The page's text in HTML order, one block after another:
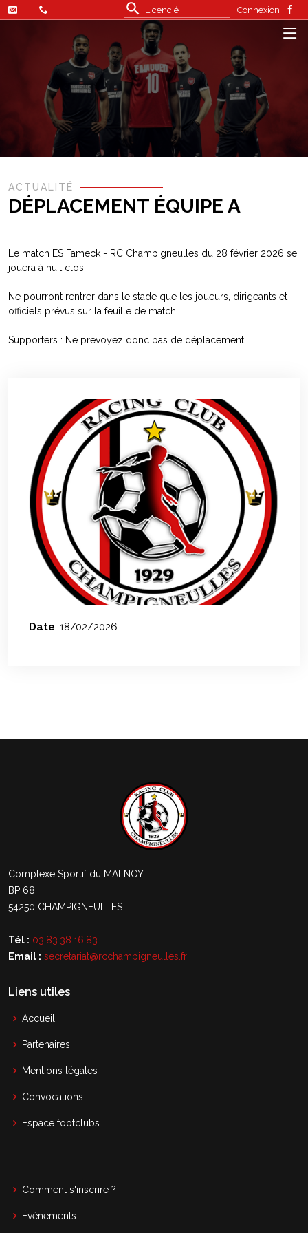
Connexion
ACTUALITÉ
DÉPLACEMENT ÉQUIPE A
Le match ES Fameck - RC Champigneulles du 28 février 2026 se
jouera à huit clos.
Ne pourront rentrer dans le stade que les joueurs, dirigeants et
officiels prévus sur la feuille de match.
Supporters : Ne prévoyez donc pas de déplacement.
Date: 18/02/2026
Complexe Sportif du MALNOY,
BP 68,
54250 CHAMPIGNEULLES
Tél : 03.83.38.16.83
Email : secretariat@rcchampigneulles.fr
Liens utiles
Accueil
Partenaires
Mentions légales
Convocations
Espace footclubs
Comment s'inscrire ?
Évènements